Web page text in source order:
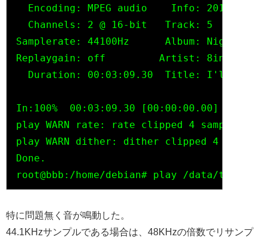
Encoding: MPEG audio    Info: 2011-12-
  Channels: 2 @ 16-bit   Track: 5
Samplerate: 44100Hz      Album: Nighty
Replaygain: off         Artist: 8in8
Duration: 00:03:09.30  Title: I'll Be
In:100%  00:03:09.30 [00:00:00.00]
play WARN rate: rate clipped 4 samples;
play WARN dither: dither clipped 4
Done.
特に問題無く音が鳴動した。
44.1KHzサンプルである場合は、48KHzの倍数でリサンプ